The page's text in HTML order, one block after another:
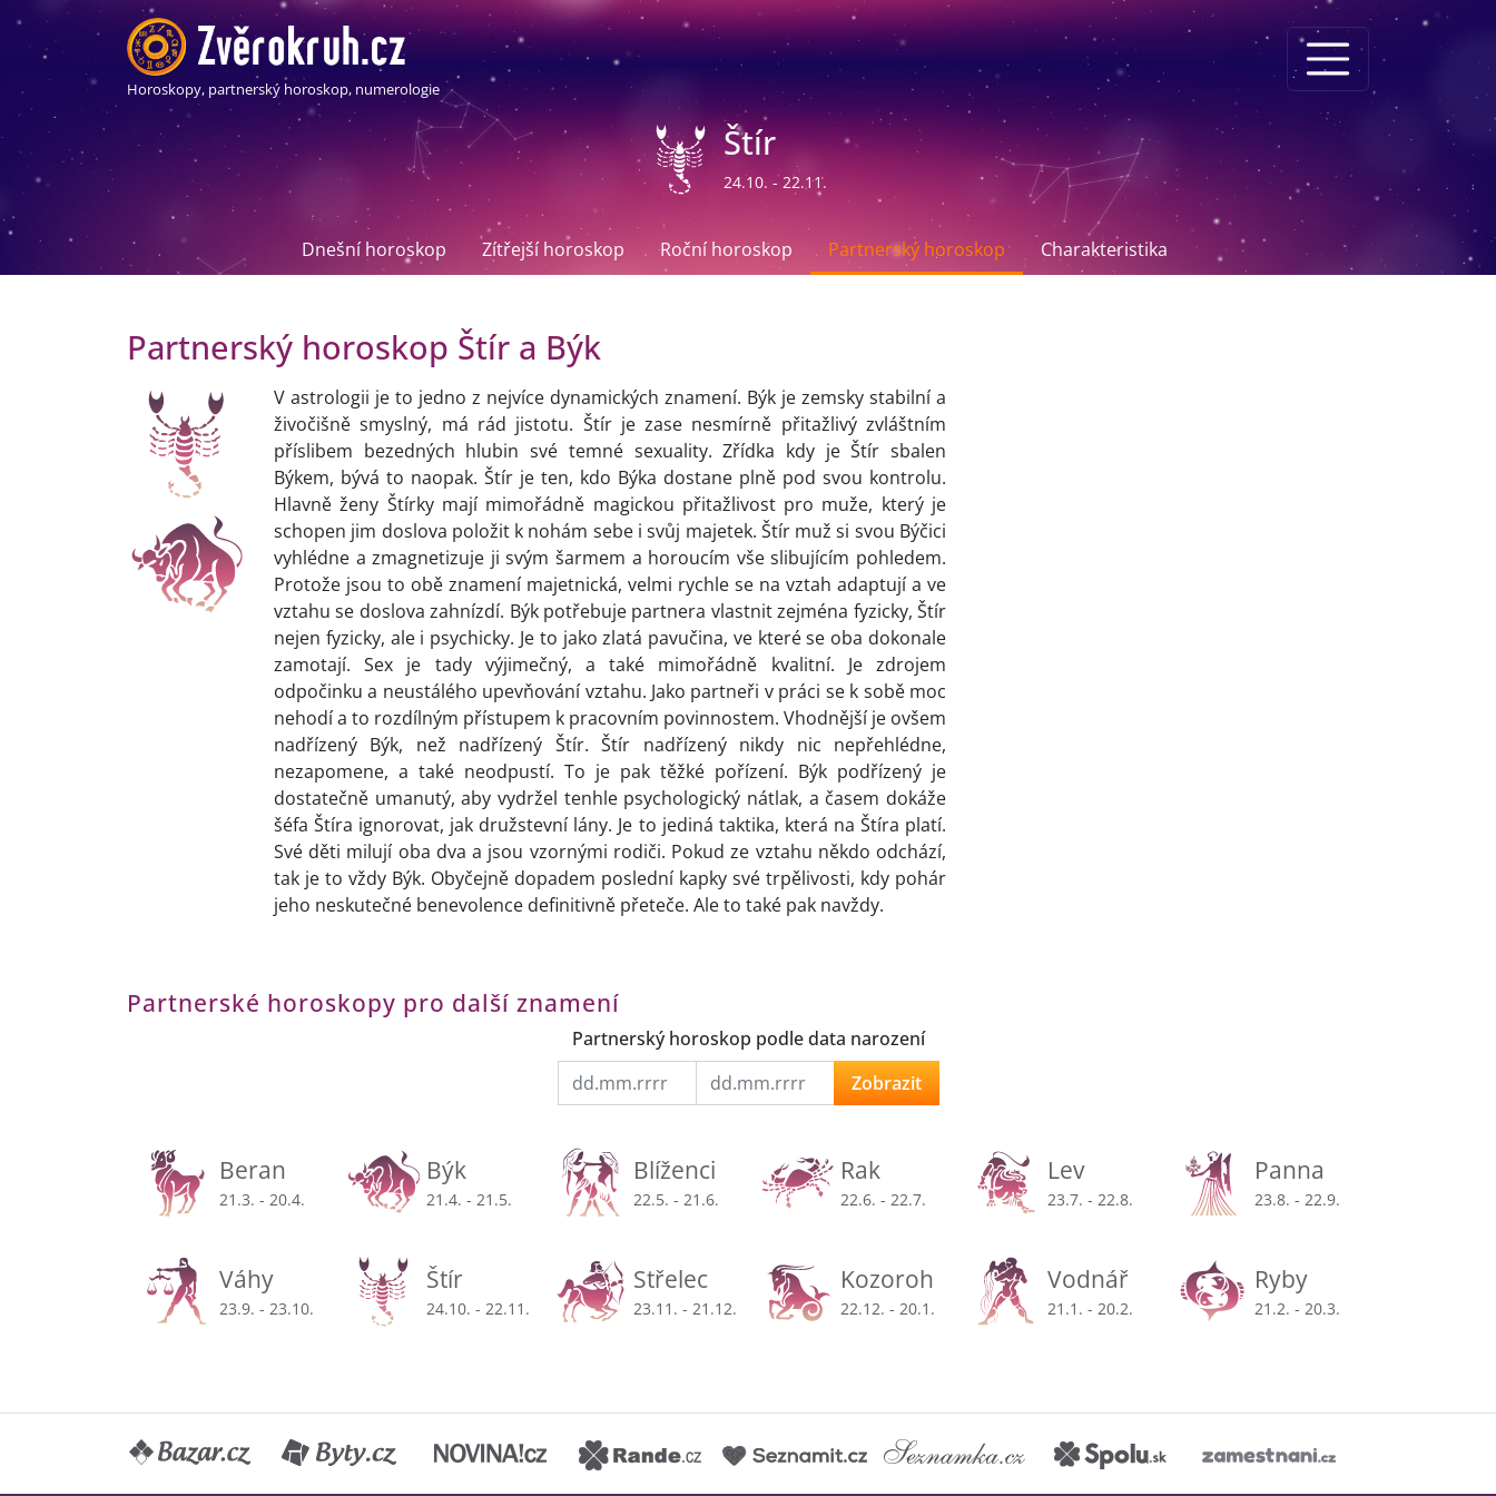
Horoskopy, partnerský horoskop, numerologie
Štír
24.10. - 22.11.
Dnešní horoskop Zítřejší horoskop Roční horoskop Partnerský horoskop Charakteristika
Partnerský horoskop Štír a Býk
V astrologii je to jedno z nejvíce dynamických znamení. Býk je zemsky stabilní a
živočišně smyslný, má rád jistotu. Štír je zase nesmírně přitažlivý zvláštním
příslibem bezedných hlubin své temné sexuality. Zřídka kdy je Štír sbalen
Býkem, bývá to naopak. Štír je ten, kdo Býka dostane plně pod svou kontrolu.
Hlavně ženy Štírky mají mimořádně magickou přitažlivost pro muže, který je
schopen jim doslova položit k nohám sebe i svůj majetek. Štír muž si svou Býčici
vyhlédne a zmagnetizuje ji svým šarmem a horoucím vše slibujícím pohledem.
Protože jsou to obě znamení majetnická, velmi rychle se na vztah adaptují a ve
vztahu se doslova zahnízdí. Býk potřebuje partnera vlastnit zejména fyzicky, Štír
nejen fyzicky, ale i psychicky. Je to jako zlatá pavučina, ve které se oba dokonale
zamotají. Sex je tady výjimečný, a také mimořádně kvalitní. Je zdrojem
odpočinku a neustálého upevňování vztahu. Jako partneři v práci se k sobě moc
nehodí a to rozdílným přístupem k pracovním povinnostem. Vhodnější je ovšem
nadřízený Býk, než nadřízený Štír. Štír nadřízený nikdy nic nepřehlédne,
nezapomene, a také neodpustí. To je pak těžké pořízení. Býk podřízený je
dostatečně umanutý, aby vydržel tenhle psychologický nátlak, a časem dokáže
šéfa Štíra ignorovat, jak družstevní lány. Je to jediná taktika, která na Štíra platí.
Své děti milují oba dva a jsou vzornými rodiči. Pokud ze vztahu někdo odchází,
tak je to vždy Býk. Obyčejně dopadem poslední kapky své trpělivosti, kdy pohár
jeho neskutečné benevolence definitivně přeteče. Ale to také pak navždy.
Partnerské horoskopy pro další znamení
Partnerský horoskop podle data narození
Zobrazit
Beran
21.3. - 20.4.
Býk
21.4. - 21.5.
Blíženci
22.5. - 21.6.
Rak
22.6. - 22.7.
Lev
23.7. - 22.8.
Panna
23.8. - 22.9.
Váhy
23.9. - 23.10.
Štír
24.10. - 22.11.
Střelec
23.11. - 21.12.
Kozoroh
22.12. - 20.1.
Vodnář
21.1. - 20.2.
Ryby
21.2. - 20.3.